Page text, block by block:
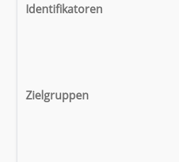
Identifikatoren
Zielgruppen